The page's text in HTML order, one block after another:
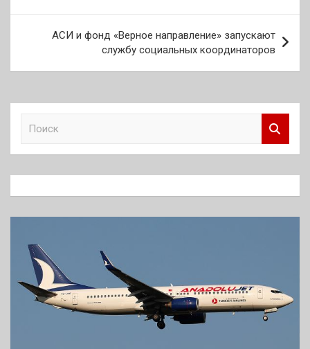
записям
АСИ и фонд «Верное направление» запускают
службу социальных координаторов
к